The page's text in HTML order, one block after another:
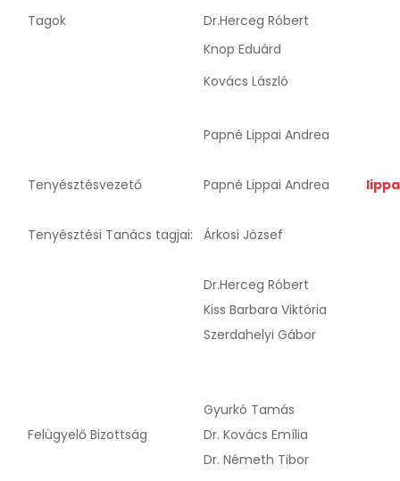
Tagok
Dr.Herceg Róbert
Knop Eduárd
Kovács László
Papné Lippai Andrea
Tenyésztésvezető Papné Lippai Andrea
Tenyésztési Tanács tagjai: Árkosi József
Dr.Herceg Róbert
Kiss Barbara Viktória
Szerdahelyi Gábor
Gyurkó Tamás
Felügyelő Bizottság
Dr. Kovács Emília
Dr. Németh Tibor